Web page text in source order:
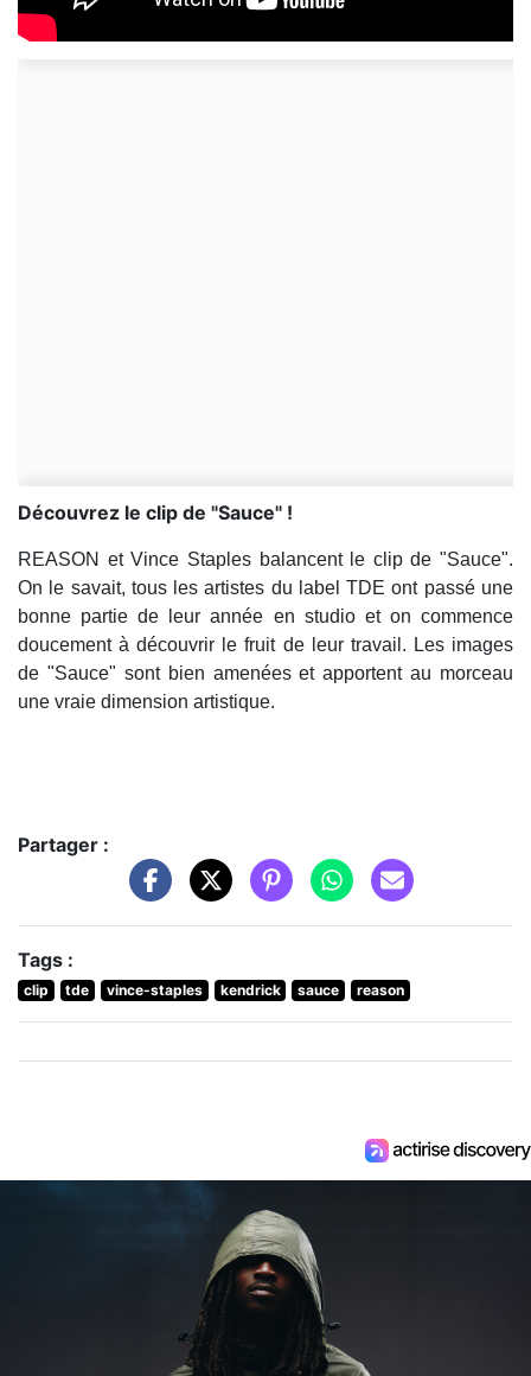
Découvrez le clip de "Sauce" !
REASON et Vince Staples balancent le clip de "Sauce".
On le savait, tous les artistes du label TDE ont passé une
bonne partie de leur année en studio et on commence
doucement à découvrir le fruit de leur travail. Les images
de "Sauce" sont bien amenées et apportent au morceau
une vraie dimension artistique.
Partager :
Tags :
clip tde vince-staples kendrick sauce reason